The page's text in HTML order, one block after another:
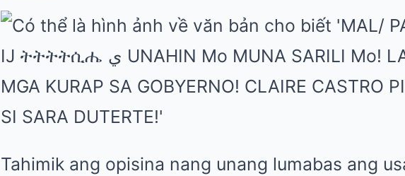
Tahimik ang opisina nang unang lumabas ang